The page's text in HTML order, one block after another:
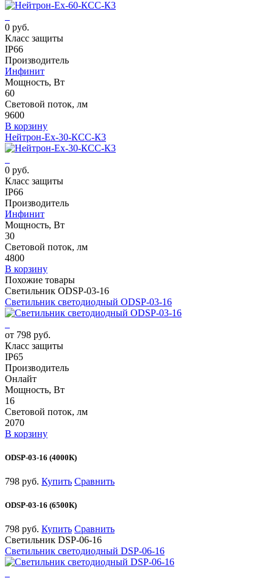
0 руб.
Класс защиты
IP66
Производитель
Инфинит
Мощность, Вт
60
Световой поток, лм
9600
В корзину
Нейтрон-Ех-30-КСС-К3
0 руб.
Класс защиты
IP66
Производитель
Инфинит
Мощность, Вт
30
Световой поток, лм
4800
В корзину
Похожие товары
Светильник ODSP-03-16
Светильник светодиодный ODSP-03-16
от 798 руб.
Класс защиты
IP65
Производитель
Онлайт
Мощность, Вт
16
Световой поток, лм
2070
В корзину
ODSP-03-16 (4000К)
798 руб. Купить Сравнить
ODSP-03-16 (6500К)
798 руб. Купить Сравнить
Светильник DSP-06-16
Светильник светодиодный DSP-06-16